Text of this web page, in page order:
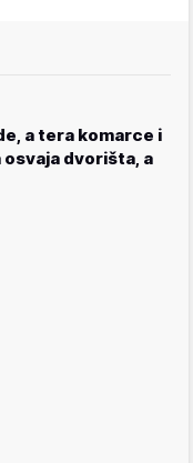
a tera komarce i
dvorišta, a